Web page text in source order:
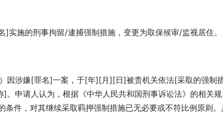
实施的刑事拘留/逮捕强制措施，变更为取保候审/监视居住。
因涉嫌[罪名]一案，于[年][月][日]被贵机关依法[采取的强制
申请人认为，根据《中华人民共和国刑事诉讼法》的相关规
件，对其继续采取羁押强制措施已无必要或不符比例原则。